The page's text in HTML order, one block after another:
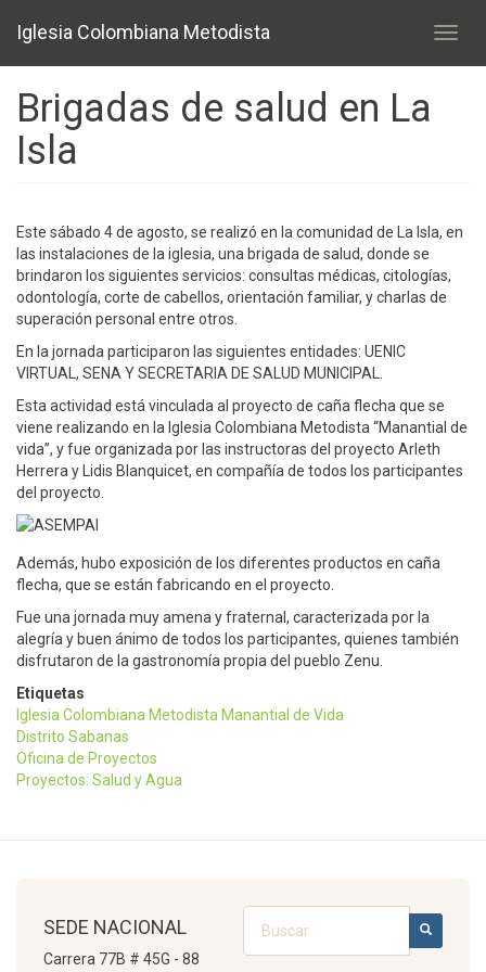
Iglesia Colombiana Metodista
Brigadas de salud en La
Isla
Este sábado 4 de agosto, se realizó en la comunidad de La Isla, en
las instalaciones de la iglesia, una brigada de salud, donde se
brindaron los siguientes servicios: consultas médicas, citologías,
odontología, corte de cabellos, orientación familiar, y charlas de
superación personal entre otros.
En la jornada participaron las siguientes entidades: UENIC
VIRTUAL, SENA Y SECRETARIA DE SALUD MUNICIPAL.
Esta actividad está vinculada al proyecto de caña flecha que se
viene realizando en la Iglesia Colombiana Metodista “Manantial de
vida”, y fue organizada por las instructoras del proyecto Arleth
Herrera y Lidis Blanquicet, en compañía de todos los participantes
del proyecto.
Además, hubo exposición de los diferentes productos en caña
flecha, que se están fabricando en el proyecto.
Fue una jornada muy amena y fraternal, caracterizada por la
alegría y buen ánimo de todos los participantes, quienes también
disfrutaron de la gastronomía propia del pueblo Zenu.
Etiquetas
Iglesia Colombiana Metodista Manantial de Vida
Distrito Sabanas
Oficina de Proyectos
Proyectos: Salud y Agua
BUSCAR
SEDE NACIONAL
Carrera 77B # 45G - 88